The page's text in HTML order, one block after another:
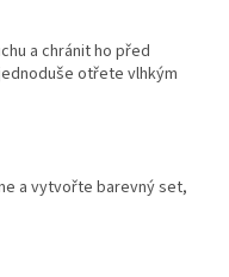
a chránit ho před
otřete vlhkým
a vytvořte barevný set,